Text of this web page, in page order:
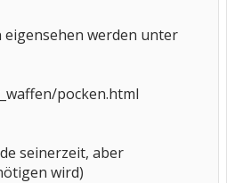
werden unter
pocken.html
seinerzeit, aber
wird)